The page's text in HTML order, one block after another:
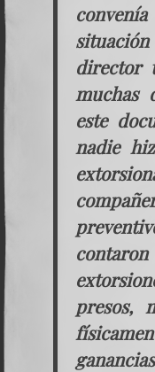
director
muchas
este
nadie
presos,